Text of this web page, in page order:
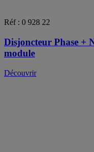
Réf : 0 928 22
Disjoncteur Phase +
module
Découvrir